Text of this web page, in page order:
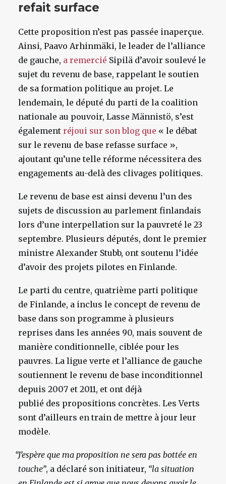
refait surface
Cette proposition n’est pas passée inaperçue.
Ainsi, Paavo Arhinmäki, le leader de l’alliance
de gauche, a remercié Sipilä d’avoir soulevé le
sujet du revenu de base, rappelant le soutien
de sa formation politique au projet. Le
lendemain, le député du parti de la coalition
nationale au pouvoir, Lasse Männistö, s’est
également réjoui sur son blog que « le débat
sur le revenu de base refasse surface »,
ajoutant qu’une telle réforme nécessitera des
engagements au-delà des clivages politiques.
Le revenu de base est ainsi devenu l’un des
sujets de discussion au parlement finlandais
lors d’une interpellation sur la pauvreté le 23
septembre. Plusieurs députés, dont le premier
ministre Alexander Stubb, ont soutenu l’idée
d’avoir des projets pilotes en Finlande.
Le parti du centre, quatrième parti politique
de Finlande, a inclus le concept de revenu de
base dans son programme à plusieurs
reprises dans les années 90, mais souvent de
manière conditionnelle, ciblée pour les
pauvres. La ligue verte et l’alliance de gauche
soutiennent le revenu de base inconditionnel
depuis 2007 et 2011, et ont déjà
publié des propositions concrètes. Les Verts
sont d’ailleurs en train de mettre à jour leur
modèle.
“J’espère que ma proposition ne sera pas bottée en
touche”, a déclaré son initiateur, “la situation